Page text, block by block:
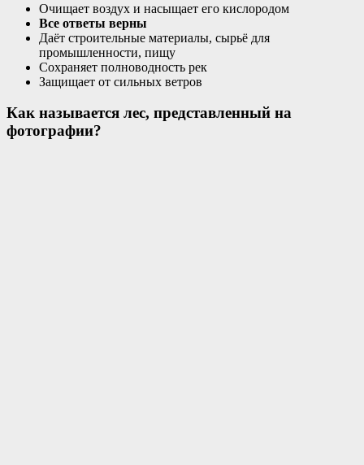
Очищает воздух и насыщает его кислородом
Все ответы верны
Даёт строительные материалы, сырьё для
промышленности, пищу
Сохраняет полноводность рек
Защищает от сильных ветров
Как называется лес, представленный на
фотографии?